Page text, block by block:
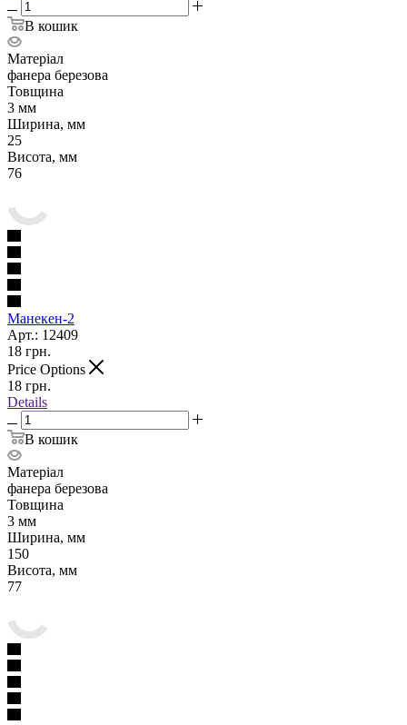
В кошик
Матеріал
фанера березова
Товщина
3 мм
Ширина, мм
25
Висота, мм
76
Манекен-2
Арт.: 12409
18 грн.
Price Options
18 грн.
Details
В кошик
Матеріал
фанера березова
Товщина
3 мм
Ширина, мм
150
Висота, мм
77